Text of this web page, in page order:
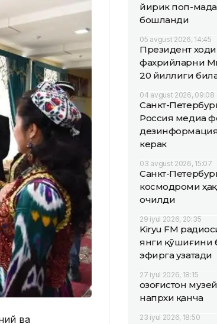
ва
йирик поп-
бошланди
05 avgust 2026, 14:45
Президент
фахрийларни
20 йиллиги
04 avgust 2026, 09:08
Санкт-
Россия медиа
керак
03 avgust 2026, 15:07
Санкт-
космодроми
очилди
29 iyul 2026, 20:35
Kiryu FM
янги қўшиғини
эфирга узатади
27 iyul 2026, 18:15
Қозоғистон
напрхи қанча
23 iyul 2026, 18:50